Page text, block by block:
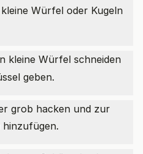
Würfel oder Kugeln
kleine Würfel schneiden
geben.
grob hacken und zur
hinzufügen.